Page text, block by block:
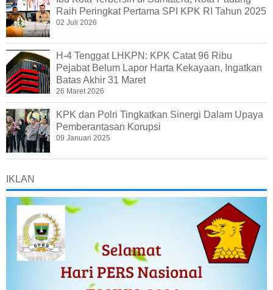
Raih Peringkat Pertama SPI KPK RI Tahun 2025
02 Juli 2026
H-4 Tenggat LHKPN: KPK Catat 96 Ribu
Pejabat Belum Lapor Harta Kekayaan, Ingatkan
Batas Akhir 31 Maret
26 Maret 2026
KPK dan Polri Tingkatkan Sinergi Dalam Upaya
Pemberantasan Korupsi
09 Januari 2025
IKLAN